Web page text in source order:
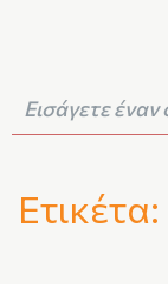
Ετικέτα: